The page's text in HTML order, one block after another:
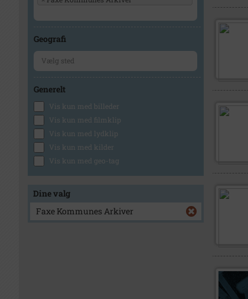
Geografi
Generelt
Vis kun med billeder
Vis kun med filmklip
Vis kun med lydklip
Vis kun med kilder
Vis kun med geo-tag
Dine valg
Faxe Kommunes Arkiver